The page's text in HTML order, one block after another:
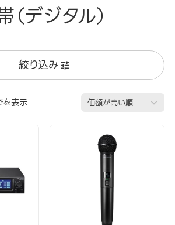
デジタル）
絞り込み
を表示